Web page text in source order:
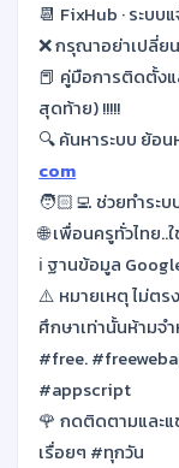
📆 FixHub · ระบ
❌ กรุณาอย่าเปลี่
📕 คู่มือการติดตั้งแ
สุดท้าย) !!!!!
🔍 ค้นหาระบบ ย้อ
com
🧑🏻‍💻 ช่วยทำระ
🌐 เพื่อนครูทั่วไทย..
ℹ️ ฐานข้อมูล
⚠️ หมายเหตุ ไม่ตร
ศึกษาเท่านั้นห้ามจ
#free.
#appscript
🌹 กดติดตามและแ
เรื่อยๆ #ทุกวัน